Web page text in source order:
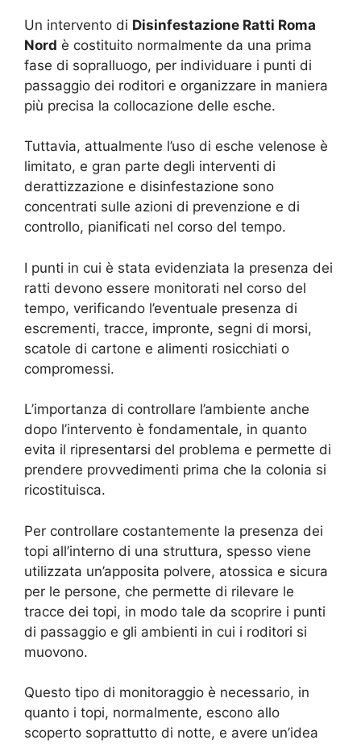
Un intervento di Disinfestazione Ratti Roma
Nord è costituito normalmente da una prima
fase di sopralluogo, per individuare i punti di
passaggio dei roditori e organizzare in maniera
più precisa la collocazione delle esche.
Tuttavia, attualmente l’uso di esche velenose è
limitato, e gran parte degli interventi di
derattizzazione e disinfestazione sono
concentrati sulle azioni di prevenzione e di
controllo, pianificati nel corso del tempo.
I punti in cui è stata evidenziata la presenza dei
ratti devono essere monitorati nel corso del
tempo, verificando l’eventuale presenza di
escrementi, tracce, impronte, segni di morsi,
scatole di cartone e alimenti rosicchiati o
compromessi.
L’importanza di controllare l’ambiente anche
dopo l’intervento è fondamentale, in quanto
evita il ripresentarsi del problema e permette di
prendere provvedimenti prima che la colonia si
ricostituisca.
Per controllare costantemente la presenza dei
topi all’interno di una struttura, spesso viene
utilizzata un’apposita polvere, atossica e sicura
per le persone, che permette di rilevare le
tracce dei topi, in modo tale da scoprire i punti
di passaggio e gli ambienti in cui i roditori si
muovono.
Questo tipo di monitoraggio è necessario, in
quanto i topi, normalmente, escono allo
scoperto soprattutto di notte, e avere un’idea